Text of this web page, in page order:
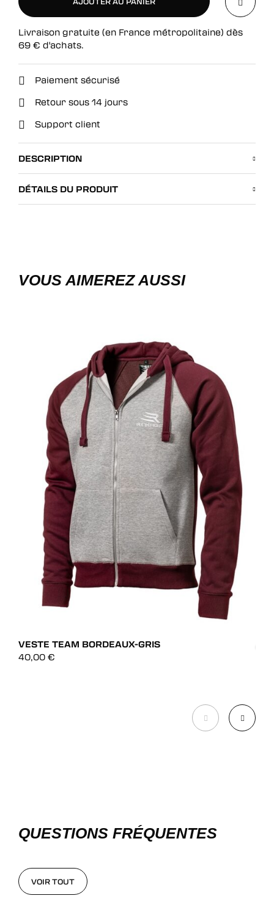
AJOUTER AU PANIER
Livraison gratuite (en France métropolitaine) dès
69 € d'achats.
Paiement sécurisé
Retour sous 14 jours
Support client
DESCRIPTION
DÉTAILS DU PRODUIT
VOUS AIMEREZ AUSSI
VESTE TEAM BORDEAUX-GRIS
40,00 €
QUESTIONS FRÉQUENTES
VOIR TOUT